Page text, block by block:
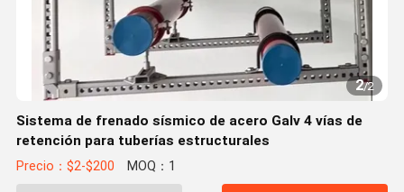
2/2
Sistema de frenado sísmico de acero Galv 4 vías de
retención para tuberías estructurales
Precio：$2-$200 MOQ：1